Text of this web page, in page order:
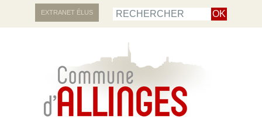
EXTRANET ÉLUS